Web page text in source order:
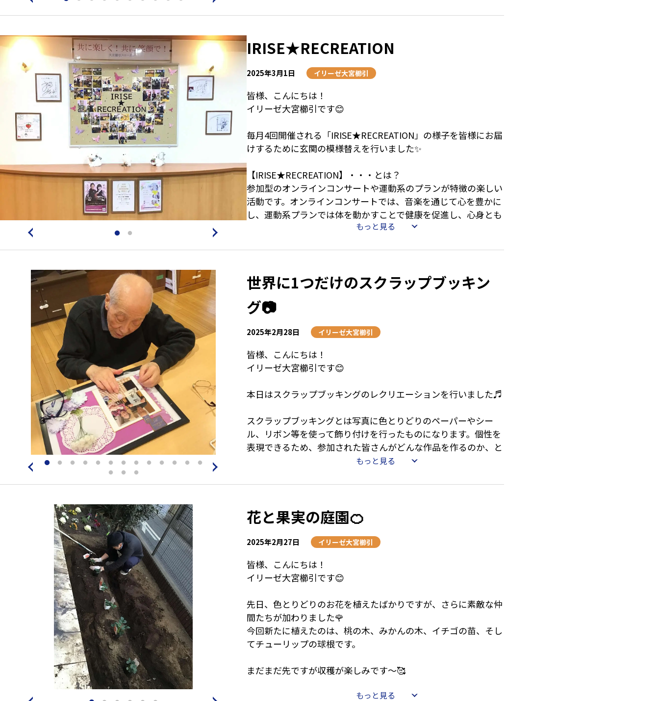
残念ながら雪の影響で今回はいつもより短い時間での開催となり
それでも、参加された皆さんは最後まで楽しんでおられ、あずに
ゃんさんに「また来て～♡」との温かい声が聞こえました🥰
晴らしい時間になった事と思います✨
IRISE★RECREATION
2025年3月1日 イリーゼ大宮櫛引
皆様、こんにちは！
イリーゼ大宮櫛引です😊
毎月4回開催される「IRISE★RECREATION」の様子を皆様にお届
けするために玄関の模様替えを行いました✨
【IRISE★RECREATION】・・・とは？
参加型のオンラインコンサートや運動系のプランが特徴の楽しい
活動です。オンラインコンサートでは、音楽を通じて心を豊かに
し、運動系プランでは体を動かすことで健康を促進し、心身とも
に元気になれる内容が満載です。参加者の皆様は、楽しみながら
しています😋
そして、当施設は1月に「IRISE★RECREATION 盛り上がり大
賞」を受賞しました🥰
な、な、なんと、2月にも受賞することができました♪
ただきます！）
く思います♡
参加者の皆様の熱心な取り組みや、スタッフ一同の協力が実を結
サポートし更なる活気と笑顔が溢れる施設を目指していきたいと
思います🤗
もっと見る
世界に1つだけのスクラップブッキン
グ📷
2025年2月28日 イリーゼ大宮櫛引
皆様、こんにちは！
イリーゼ大宮櫛引です😊
本日はスクラップブッキングのレクリエーションを行いました♬
スクラップブッキングとは写真に色とりどりのペーパーやシー
ル、リボン等を使って飾り付けを行ったものになります。個性を
表現できるため、参加された皆さんがどんな作品を作るのか、と
ても楽しみにしていました😋
みなさんが作ったスクラップブッキングは、どれも素晴らしい出
思い出の写真に合わせた装飾が美しく、細部にわたって丁寧にデ
コレーションが施されています。
それぞれの作品には、参加者一人ひとりの個性がしっかりと反映
られました🤗
もっと見る
花と果実の庭園🍊
2025年2月27日 イリーゼ大宮櫛引
皆様、こんにちは！
イリーゼ大宮櫛引です😊
先日、色とりどりのお花を植えたばかりですが、さらに素敵な仲
間たちが加わりました🌹
今回新たに植えたのは、桃の木、みかんの木、イチゴの苗、そし
てチューリップの球根です。
まだまだ先ですが収穫が楽しみです～🥰
もっと見る